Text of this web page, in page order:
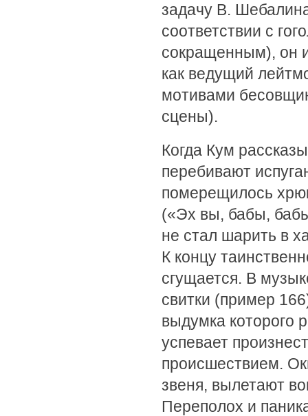
задачу В.
соответствии с
сокращенным), он
как ведущий
мотивами
сцены).
Когда Кум
перебивают
померещилось
(«Эх вы, бабы,
не стал шарить в
К концу
сгущается. В
свитки (пример
выдумка которого
успевает
происшествием.
звеня, вылетают
Переполох и